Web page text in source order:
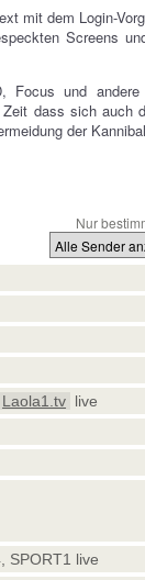
mit dem Login-
Screens
Focus und andere
dass sich auch
der
Nur
Laola1.tv live
SPORT1 live